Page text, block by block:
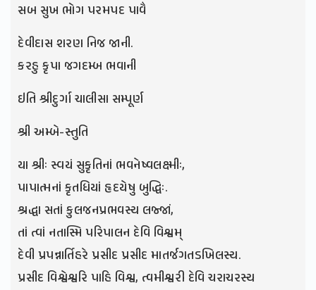
સબ સુખ ભોગ પરમપદ પાવૈ
દેવીદાસ શરણ નિજ જાની.
કરહુ કૃપા જગદમ્બ ભવાની
ઇતિ શ્રીદુર્ગા ચાલીસા સમ્પૂર્ણ
શ્રી અમ્બે-સ્તુતિ
યા શ્રીઃ સ્વયં સુકૃતિનાં ભવનેષ્વલક્ષ્મીઃ,
પાપાત્મનાં કૃતધિયાં હૃદયેષુ બુદ્ધિઃ.
શ્રદ્ધા સતાં કુલજનપ્રભવસ્ય લજ્જાં,
તાં ત્વાં નતાસ્મિ પરિપાલન દેવિ વિશ્વમ્‌
દેવી પ્રપન્નાર્તિહરે પ્રસીદ પ્રસીદ માતર્જગતઽખિલસ્ય.
પ્રસીદ વિશ્વેશ્વરિ પાહિ વિશ્વ, ત્વમીશ્વરી દેવિ ચરાચરસ્ય